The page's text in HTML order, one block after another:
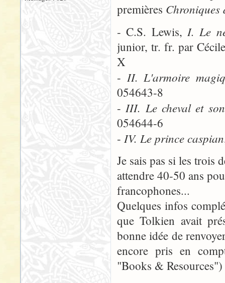
premières Chroniques
- C.S. Lewis,I. Le
junior, tr. fr. par
X
- II. L'armoire
054643-8
-III. Le cheval et
054644-6
- IV. Le prince caspian
Je sais pas si les trois
attendre 40-50 ans
francophones...
Quelques infos
que Tolkien avait
bonne idée de
encore pris en
"Books &